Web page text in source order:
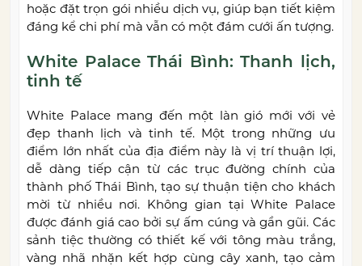
hoặc đặt trọn gói nhiều dịch vụ, giúp bạn tiết kiệm
đáng kể chi phí mà vẫn có một đám cưới ấn tượng.
White Palace Thái Bình: Thanh lịch,
tinh tế
White Palace mang đến một làn gió mới với vẻ
đẹp thanh lịch và tinh tế. Một trong những ưu
điểm lớn nhất của địa điểm này là vị trí thuận lợi,
dễ dàng tiếp cận từ các trục đường chính của
thành phố Thái Bình, tạo sự thuận tiện cho khách
mời từ nhiều nơi. Không gian tại White Palace
được đánh giá cao bởi sự ấm cúng và gần gũi. Các
sảnh tiệc thường có thiết kế với tông màu trắng,
vàng nhã nhặn kết hợp cùng cây xanh, tạo cảm